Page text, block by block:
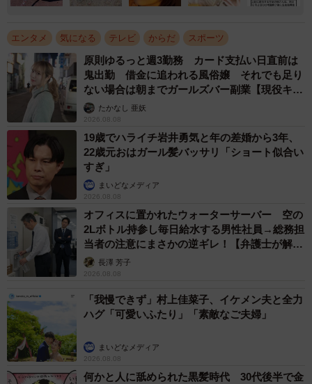
エンタメ 気になる テレビ からだ スポーツ
原則ゆるっと週3勤務 カード支払い日直前は
鬼出勤 借金に追われる風俗嬢 それでも足り
ない場合は朝までガールズバー副業【現役キャ
ストに取材】
たかなし 亜妖
2026.08.08
19歳でハライチ岩井勇気と年の差婚から3年、
22歳元おはガール髪バッサリ「ショート似合い
すぎ」
まいどなメディア
2026.08.08
オフィスに置かれたウォーターサーバー 空の
2Lボトル持参し毎日給水する男性社員→総務担
当者の注意にまさかの逆ギレ！【弁護士が解
説】長澤 芳子
2026.08.08
「我慢できず」村上佳菜子、イケメン夫と全力
ハグ「可愛いふたり」「素敵なご夫婦」
まいどなメディア
2026.08.08
何かと人に舐められた黒髪時代 30代後半で金